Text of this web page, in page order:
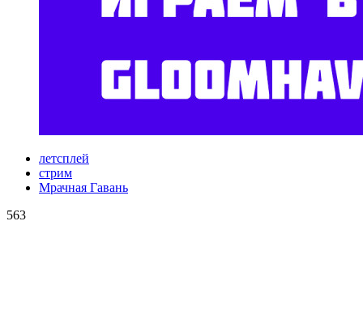
летсплей
стрим
Мрачная Гавань
563